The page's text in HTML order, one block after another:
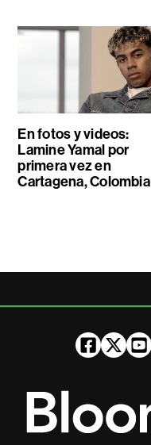
En fotos y videos:
Lamine Yamal por
primera vez en
Cartagena, Colombia